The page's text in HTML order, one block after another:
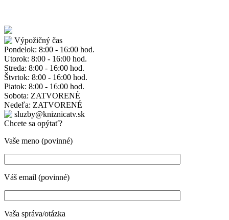
Výpožičný čas
Pondelok: 8:00 - 16:00 hod.
Utorok: 8:00 - 16:00 hod.
Streda: 8:00 - 16:00 hod.
Štvrtok: 8:00 - 16:00 hod.
Piatok: 8:00 - 16:00 hod.
Sobota: ZATVORENÉ
Nedeľa: ZATVORENÉ
sluzby@kniznicatv.sk
Chcete sa opýtať?
Vaše meno (povinné)
Váš email (povinné)
Vaša správa/otázka